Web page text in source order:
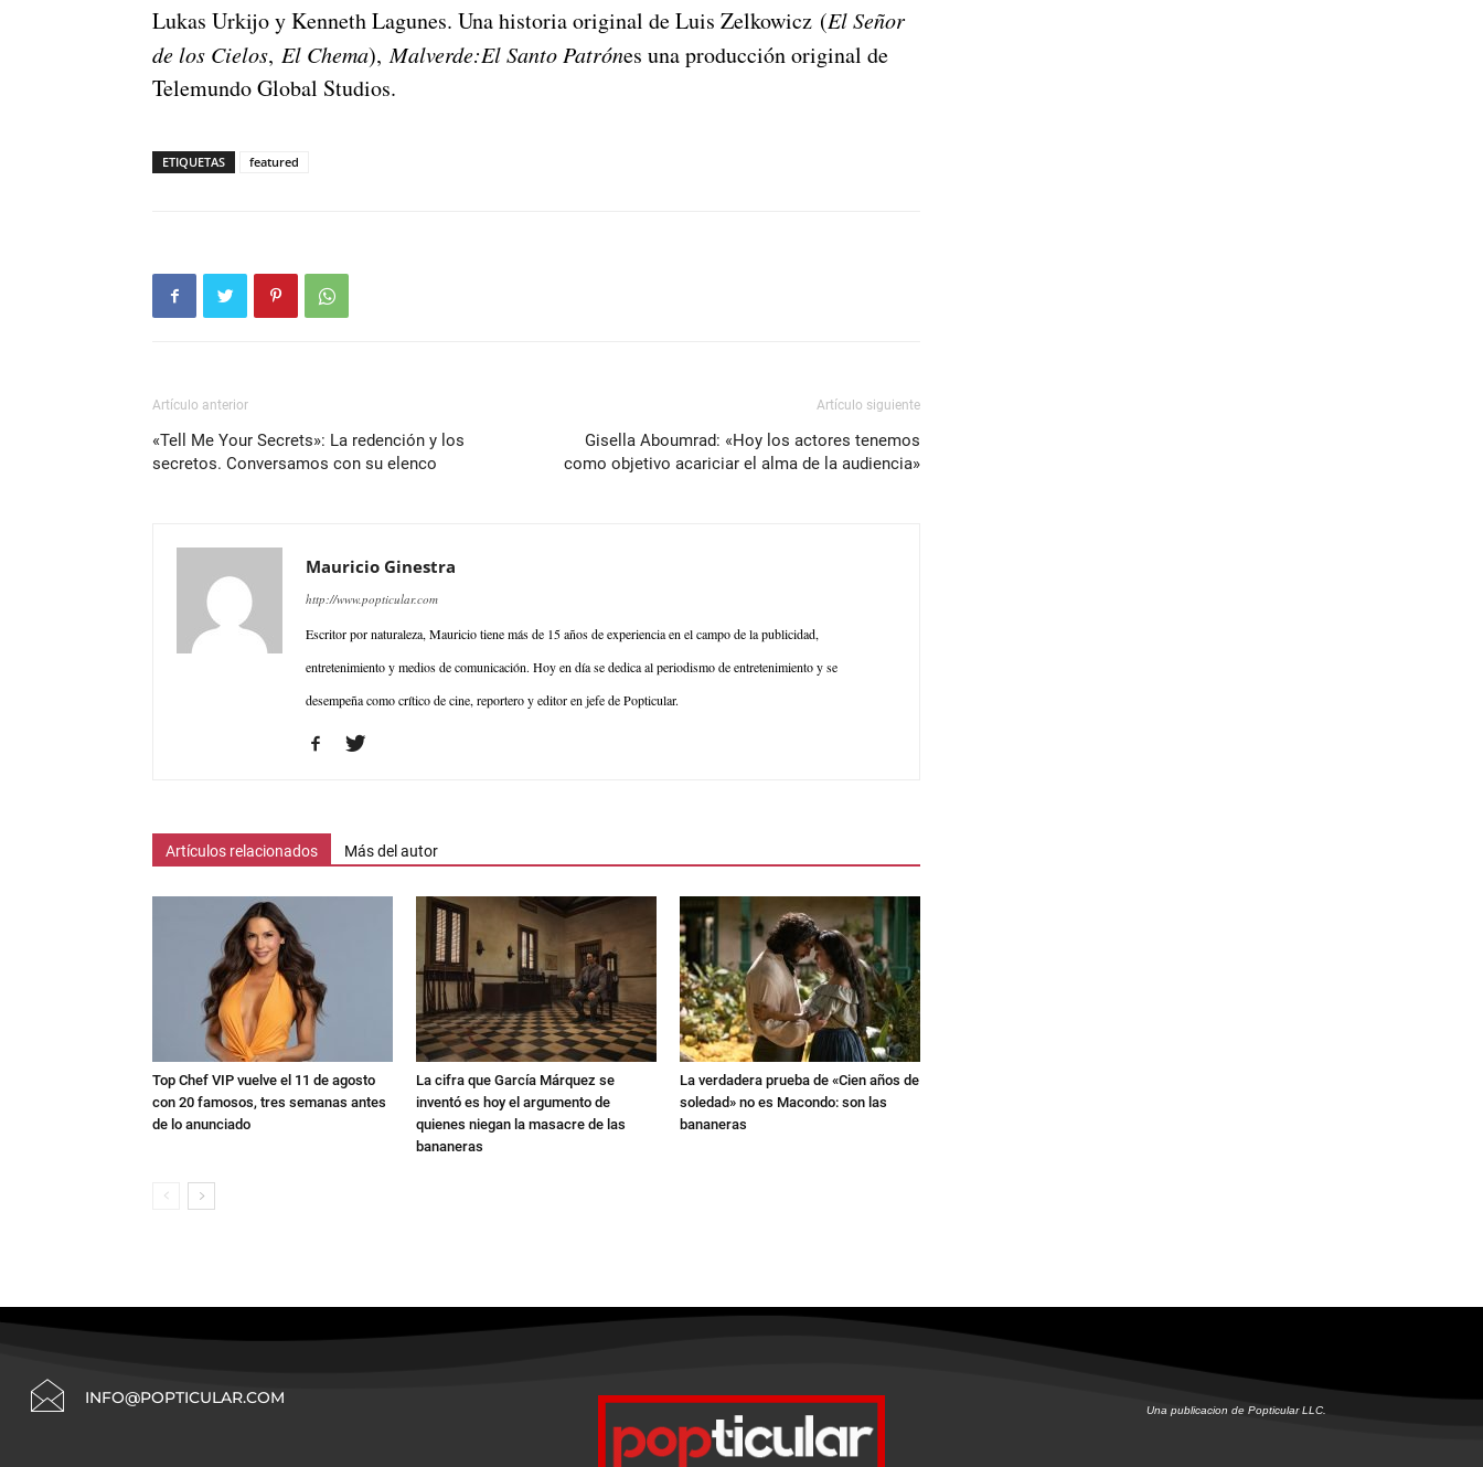
Lukas Urkijo y Kenneth Lagunes. Una historia original de Luis Zelkowicz (El Señor
de los Cielos, El Chema),Malverde:El Santo Patrónes una producción original de
Telemundo Global Studios.
ETIQUETAS featured
Artículo anterior
«Tell Me Your Secrets»: La redención y los
secretos. Conversamos con su elenco
Artículo siguiente
Gisella Aboumrad: «Hoy los actores tenemos
como objetivo acariciar el alma de la audiencia»
Mauricio Ginestra
http://www.popticular.com
Escritor por naturaleza, Mauricio tiene más de 15 años de experiencia en el campo de la publicidad,
entretenimiento y medios de comunicación. Hoy en día se dedica al periodismo de entretenimiento y se
desempeña como crítico de cine, reportero y editor en jefe de Popticular.
Artículos relacionados Más del autor
Top Chef VIP vuelve el 11 de agosto
con 20 famosos, tres semanas antes
de lo anunciado
La cifra que García Márquez se
inventó es hoy el argumento de
quienes niegan la masacre de las
bananeras
La verdadera prueba de «Cien años de
soledad» no es Macondo: son las
bananeras
INFO@POPTICULAR.COM
Una publicacion de Popticular LLC.